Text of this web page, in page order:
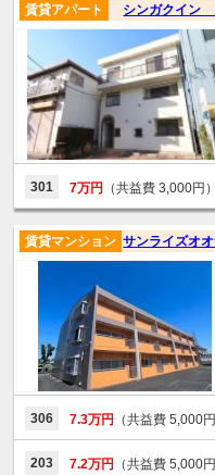
シンガクイン
賃貸アパート
301 7万円 （共益費 3,000円
サンライズオ
賃貸マンション
306 7.3万円 （共益費 5,000
203 7.2万円 （共益費 5,000